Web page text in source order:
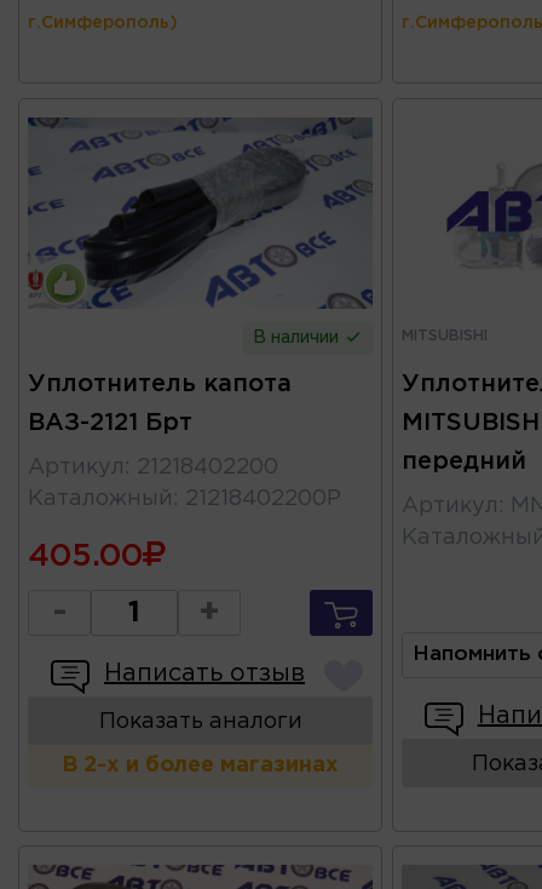
г.Симферополь)
В наличии
Уплотнитель капота
ВАЗ-2121 Брт
Артикул : 21218402200
Каталожный : 21218402200Р
405.00
- +
Написать отзыв
Показать аналоги
В 2-х и более магазинах
MITSUBISHI
передний
Артикул :
Напомнить